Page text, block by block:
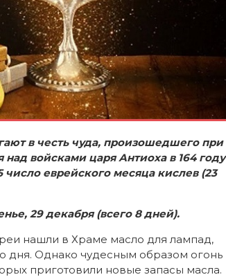
в честь чуда, произошедшего при
войсками царя Антиоха в 164 году
еврейского месяца кислев (23
29 декабря (всего 8 дней).
нашли в Храме масло для лампад,
дня. Однако чудесным образом огонь
приготовили новые запасы масла.